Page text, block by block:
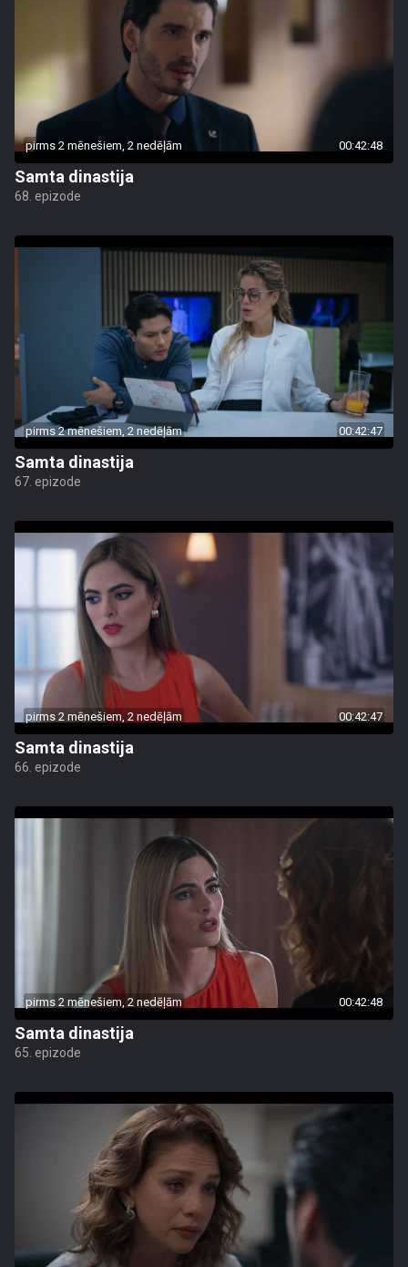
pirms 2 mēnešiem, 2 nedēļām 00:42:48
Samta dinastija
68. epizode
pirms 2 mēnešiem, 2 nedēļām 00:42:47
Samta dinastija
67. epizode
pirms 2 mēnešiem, 2 nedēļām 00:42:47
Samta dinastija
66. epizode
pirms 2 mēnešiem, 2 nedēļām 00:42:48
Samta dinastija
65. epizode